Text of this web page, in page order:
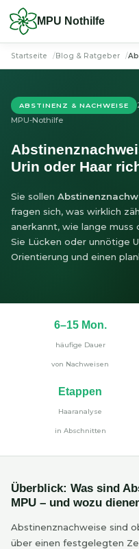
Zum
Inhalt
springen
MPU Nothilfe
Startseite Blog & Ratgeber
ABSTINENZ & NACHWEISE
MPU-Nothilfe
Urin oder Haar
Sie sollen
fragen sich, was wirklich
anerkannt, wie lange muss
Sie Lücken oder unnötige
Orientierung und einen
6–15 Mon.
häufige Dauer
von Nachweisen
Etappen
Haaranalyse
in Abschnitten
Überblick: Was sind
MPU – und wozu
Abstinenznachweise sind
über einen festgelegten